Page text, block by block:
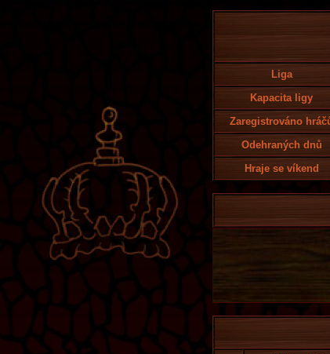
Liga
Kapacita ligy
Zaregistrováno
Odehraných dnů
Hraje se víkend